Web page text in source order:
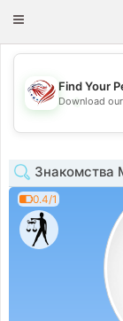
Toggle
💖
Find Your
Download
Знакомства
0.4/1